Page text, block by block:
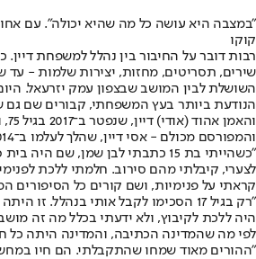
"במצבה היא עושה כל מה שהיא יכולה". עם
קוקו
רבות דובר על החיבור בין נהלל למשפחת
שירים, תסריטים, מחזות, יצירות שלמות - עד
השושלת לבין המושב שבצפון עמק יזרעאל.
הנודעת ביותר בעץ המשפחתי, קבורים שם גם
והמפורסם מכולם - אסי דיין, שהלך לעלמו ב־2014, בגיל 68.
"כשהייתי בת 15 כתבתי לבן שמן, שם
לצערי, קיבלתי מהם סירוב. חלמתי ללכת
קראתי על פנימיות, ושם קורים כל הסיפורים
"רק בגיל 17 הסכימו לקבל אותי בנהלל.
היה ללכת לקיבוץ, ולא ידעתי בכלל מה זה
לפי מה שהמדינה הכתיבה, והמדינה היתה כל
"ההורים מאוד שמחו שהתקבלתי. הם חיו